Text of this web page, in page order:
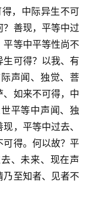
，中际异生不可
？善现，平等中过
平等中平等性尚不
可得？以我、有
声闻、独觉、菩
如来不可得，中
平等中声闻、独
，平等中过去、
可得。何以故？平
、未来、现在声
乃至知者、见者不